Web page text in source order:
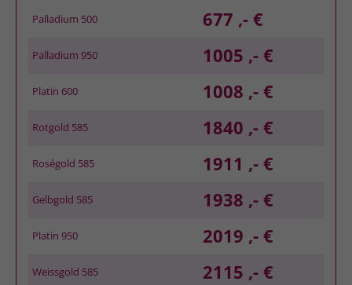
Palladium 500 677 ,- €
Palladium 950 1005 ,- €
Platin 600 1008 ,- €
Rotgold 585 1840 ,- €
Roségold 585 1911 ,- €
Gelbgold 585 1938 ,- €
Platin 950 2019 ,- €
Weissgold 585 2115 ,- €